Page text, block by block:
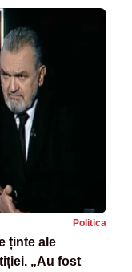
Politica
ținte ale
„Au fost